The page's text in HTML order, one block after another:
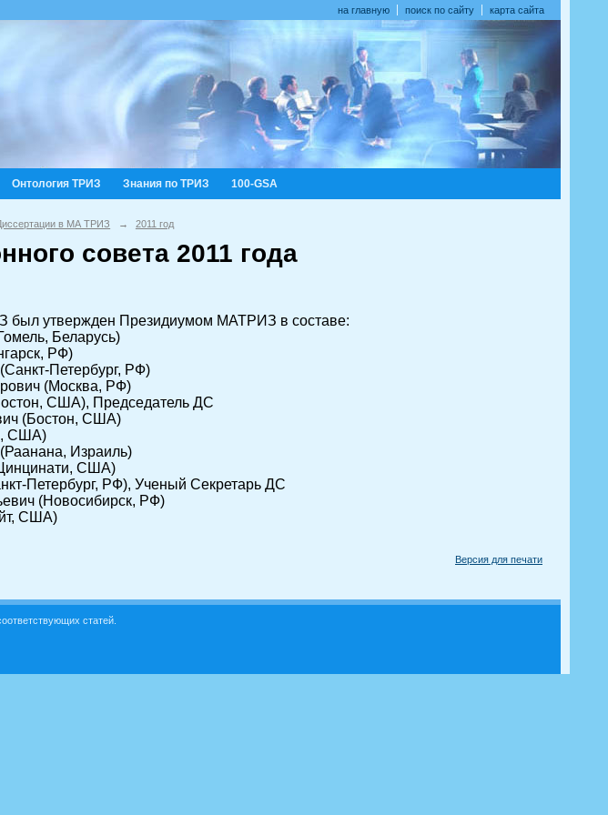
на главную поиск по сайту карта сайта
Онтология ТРИЗ Знания по ТРИЗ 100-GSA
в МА ТРИЗ → 2011 год
совета 2011 года
был утвержден Президиумом МАТРИЗ в составе:
Беларусь)
РФ)
Петербург, РФ)
(Москва, РФ)
США), Председатель ДС
(Бостон, США)
США)
Израиль)
США)
Петербург, РФ), Ученый Секретарь ДС
(Новосибирск, РФ)
США)
Версия для печати
статей.